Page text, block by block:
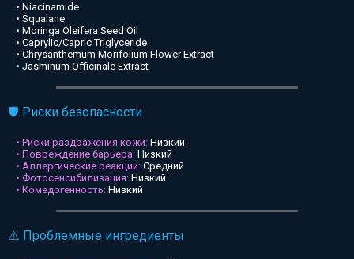
• Niacinamide
• Squalane
• Moringa Oleifera Seed Oil
• Caprylic/Capric Triglyceride
• Chrysanthemum Morifolium Flower Extract
• Jasminum Officinale Extract
🛡️ Риски безопасности
• Риски раздражения кожи: Низкий
• Повреждение барьера: Низкий
• Аллергические реакции: Средний
• Фотосенсибилизация: Низкий
• Комедогенность: Низкий
⚠️ Проблемные ингредиенты